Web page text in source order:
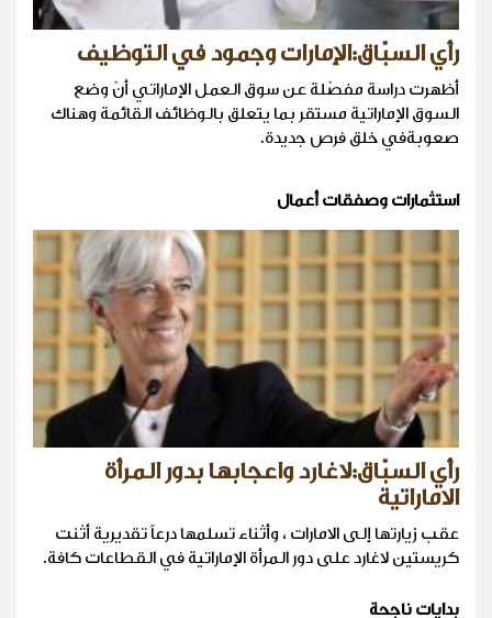
رأي السبّاق:الإمارات وجمود في التوظيف
أظهرت دراسة مفصّلة عن سوق العمل الإماراتي أنّ وضع
السوق الإماراتية مستقر بما يتعلق بالوظائف القائمة وهناك
صعوبةفي خلق فرص جديدة.
استثمارات وصفقات أعمال
رأي السبّاق:لاغارد واعجابها بدور المرأة
الاماراتية
عقب زيارتها إلى الامارات ، وأثناء تسلمها درعاً تقديرية أثنت
كريستين لاغارد على دور المرأة الإماراتية في القطاعات كافة.
بدايات ناجحة